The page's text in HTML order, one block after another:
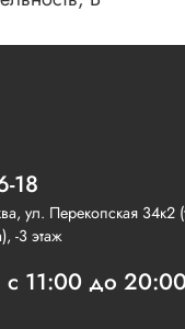
18
ул. Перекопская 34к2
-3 этаж
с 11:00 до